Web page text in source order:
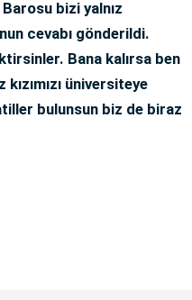
bizi yalnız
cevabı gönderildi.
Bana kalırsa ben
üniversiteye
bulunsun biz de biraz